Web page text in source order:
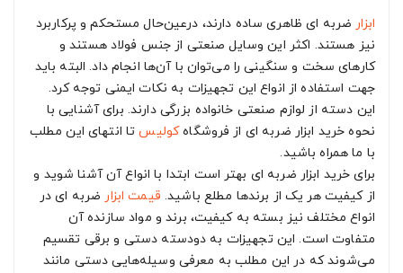
ابزار ضربه‌ ای ظاهری ساده دارند، درعین‌حال مستحکم و پرکاربرد
نیز هستند. اکثر این وسایل صنعتی از جنس فولاد هستند و
کارهای سخت و سنگینی را می‌توان با آن‌ها انجام داد. البته باید
جهت استفاده از انواع این تجهیزات به نکات ایمنی توجه کرد.
این دسته از لوازم صنعتی خانواده بزرگی دارند. برای آشنایی با
نحوه خرید ابزار ضربه‌ ای از فروشگاهکولیستا انتهای این مطلب
با ما همراه باشید.
برای خرید ابزار ضربه‌ ای بهتر است ابتدا با انواع آن آشنا شوید و
از کیفیت هر یک از برندها مطلع باشید. قیمت ابزار ضربه‌ ای در
انواع مختلف نیز بسته به کیفیت، برند و مواد سازنده آن
متفاوت است. این تجهیزات به دودسته دستی و برقی تقسیم
می‌شوند که در این مطلب به معرفی وسیله‌هایی دستی مانند